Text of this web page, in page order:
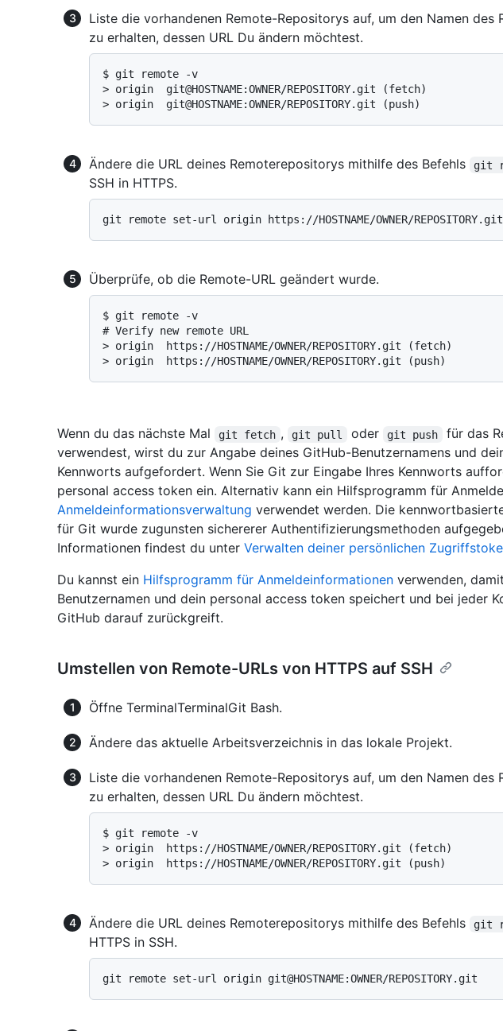
Liste die vorhandenen Remote-Repositorys auf, um den Namen des
zu erhalten, dessen URL Du ändern möchtest.
$ git remote -v
> origin  git@HOSTNAME:OWNER/REPOSITORY.git (fetch)
> origin  git@HOSTNAME:OWNER/REPOSITORY.git (push)
Ändere die URL deines Remoterepositorys mithilfe des Befehls git
SSH in HTTPS.
Überprüfe, ob die Remote-URL geändert wurde.
$ git remote -v
# Verify new remote URL
> origin  https://HOSTNAME/OWNER/REPOSITORY.git (fetch)
> origin  https://HOSTNAME/OWNER/REPOSITORY.git (push)
Wenn du das nächste Mal git fetch , git pull oder git push
für das
verwendest, wirst du zur Angabe deines GitHub-Benutzernamens und
Kennworts aufgefordert. Wenn Sie Git zur Eingabe Ihres Kennworts
personal access token ein. Alternativ kann ein Hilfsprogramm für
Anmeldeinformationsverwaltung verwendet werden. Die
für Git wurde zugunsten sichererer Authentifizierungsmethoden
Informationen findest du unter Verwalten deiner persönlichen
Du kannst ein Hilfsprogramm für Anmeldeinformationen verwenden,
Benutzernamen und dein personal access token speichert und bei jeder
GitHub darauf zurückgreift.
Umstellen von Remote-URLs von HTTPS auf SSH
Öffne TerminalTerminalGit Bash.
Ändere das aktuelle Arbeitsverzeichnis in das lokale Projekt.
Liste die vorhandenen Remote-Repositorys auf, um den Namen des
zu erhalten, dessen URL Du ändern möchtest.
$ git remote -v
> origin  https://HOSTNAME/OWNER/REPOSITORY.git (fetch)
> origin  https://HOSTNAME/OWNER/REPOSITORY.git (push)
Ändere die URL deines Remoterepositorys mithilfe des Befehls git
HTTPS in SSH.